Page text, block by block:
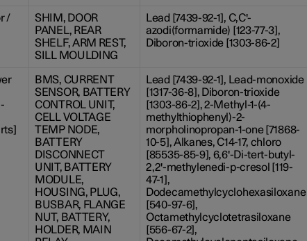
/
SHIM, DOOR
PANEL, REAR
SHELF, ARM REST,
SILL MOULDING
Lead [7439-92-1], C,C'-
azodi(formamide) [123-77-3],
Diboron-trioxide [1303-86-2]
BMS, CURRENT
SENSOR, BATTERY
CONTROL UNIT,
CELL VOLTAGE
TEMP NODE,
BATTERY
DISCONNECT
UNIT, BATTERY
MODULE,
HOUSING, PLUG,
BUSBAR, FLANGE
NUT, BATTERY,
HOLDER, MAIN
Lead [7439-92-1], Lead-monoxide
[1317-36-8], Diboron-trioxide
[1303-86-2], 2-Methyl-1-(4-
methylthiophenyl)-2-
morpholinopropan-1-one [71868-
10-5], Alkanes, C14-17, chloro
[85535-85-9], 6,6'-Di-tert-butyl-
2,2'-methylenedi-p-cresol [119-
47-1],
Dodecamethylcyclohexasiloxane
[540-97-6],
Octamethylcyclotetrasiloxane
[556-67-2],